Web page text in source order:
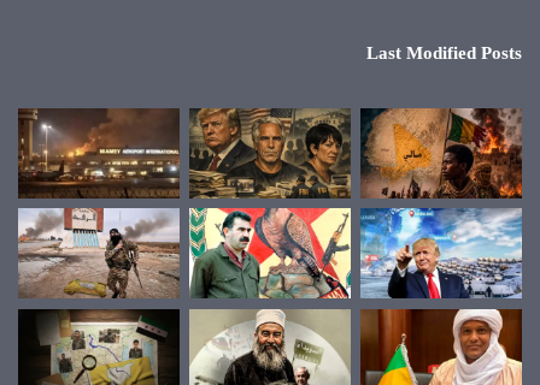
Last Modified Posts